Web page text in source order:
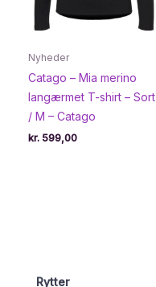
Rytter
Nyheder
Catago – Mia merino
langærmet T-shirt – Sort
/ M – Catago
kr. 599,00